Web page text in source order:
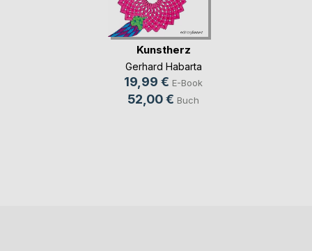
Kunstherz
Gerhard Habarta
19,99 € E-Book
52,00 € Buch